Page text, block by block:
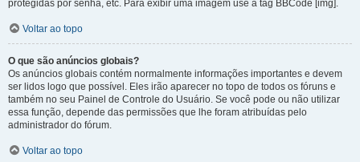
protegidas por senha, etc. Para exibir uma imagem use a tag BBCode [img].
Voltar ao topo
O que são anúncios globais?
Os anúncios globais contém normalmente informações importantes e devem
ser lidos logo que possível. Eles irão aparecer no topo de todos os fóruns e
também no seu Painel de Controle do Usuário. Se você pode ou não utilizar
essa função, depende das permissões que lhe foram atribuídas pelo
administrador do fórum.
Voltar ao topo